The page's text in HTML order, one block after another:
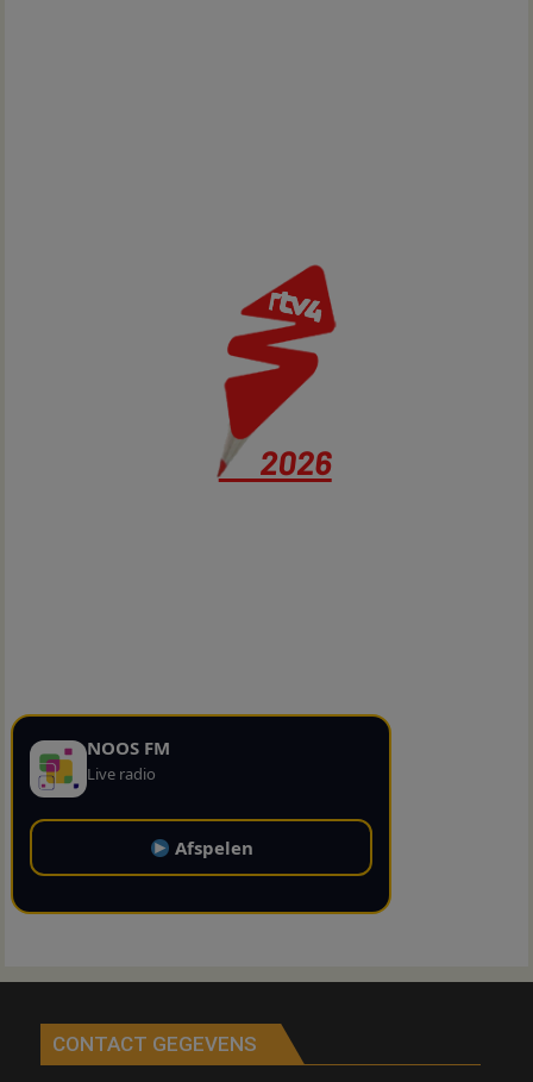
NOOS FM
Live radio
Afspelen
CONTACT GEGEVENS